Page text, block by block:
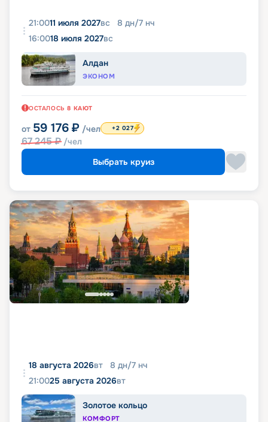
21:0011 июля 2027вс 8 дн/7 нч
16:0018 июля 2027вс
Алдан
ЭКОНОМ
ОСТАЛОСЬ 8 КАЮТ
от 59 176 ₽ /чел
67 245₽ /чел
+2 027
Выбрать круиз
18 августа 2026вт 8 дн/7 нч
21:0025 августа 2026вт
Золотое кольцо
КОМФОРТ